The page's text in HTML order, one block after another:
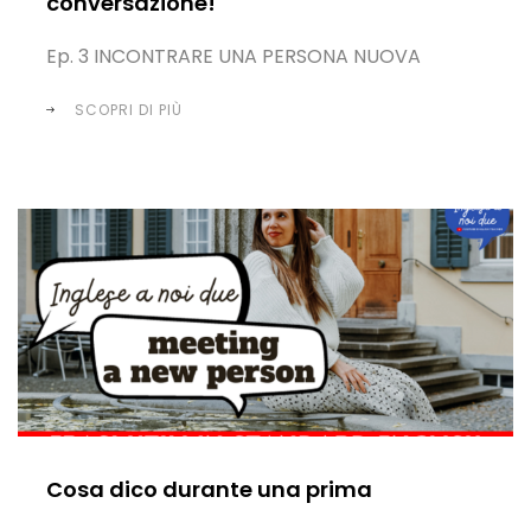
Ep. 3 INCONTRARE UNA PERSONA NUOVA
SCOPRI DI PIÙ
Cosa dico durante una prima